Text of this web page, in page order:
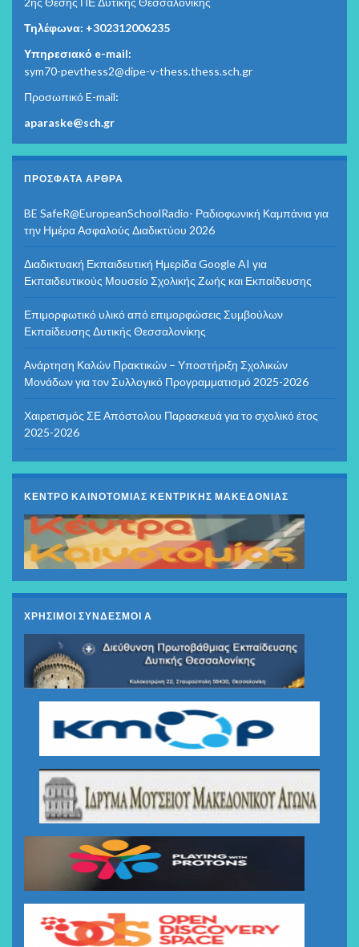
Τηλέφωνα: +302312006235
Υπηρεσιακό e-mail:
sym70-pevthess2@dipe-v-thess.thess.sch.gr
Προσωπικό E-mail:
aparaske@sch.gr
ΠΡΌΣΦΑΤΑ ΆΡΘΡΑ
BE SafeR@EuropeanSchoolRadio- Ραδιοφωνική Καμπάνια για
την Ημέρα Ασφαλούς Διαδικτύου 2026
Διαδικτυακή Εκπαιδευτική Ημερίδα Google AI για
Εκπαιδευτικούς Μουσείο Σχολικής Ζωής και Εκπαίδευσης
Επιμορφωτικό υλικό από επιμορφώσεις Συμβούλων
Εκπαίδευσης Δυτικής Θεσσαλονίκης
Ανάρτηση Καλών Πρακτικών – Υποστήριξη Σχολικών
Μονάδων για τον Συλλογικό Προγραμματισμό 2025-2026
Χαιρετισμός ΣΕ Απόστολου Παρασκευά για το σχολικό έτος
2025-2026
ΚΕΝΤΡΟ ΚΑΙΝΟΤΟΜΙΑΣ ΚΕΝΤΡΙΚΗΣ ΜΑΚΕΔΟΝΙΑΣ
ΧΡΗΣΙΜΟΙ ΣΥΝΔΕΣΜΟΙ Α